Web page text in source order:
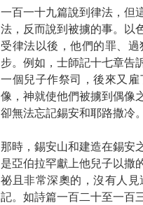
一百一十九篇說到律法，但
法，反而說到被擄的事。以
受律法以後，他們的罪、
步。例如，士師記十七章告
一個兒子作祭司，後來又
像，神就使他們被擄到偶像
卻無法忘記錫安和耶路撒冷。
那時，錫安山和建造在錫安
是亞伯拉罕獻上他兒子以撒
祕且非常深奧的，沒有人
記。如詩篇一百二十至一百